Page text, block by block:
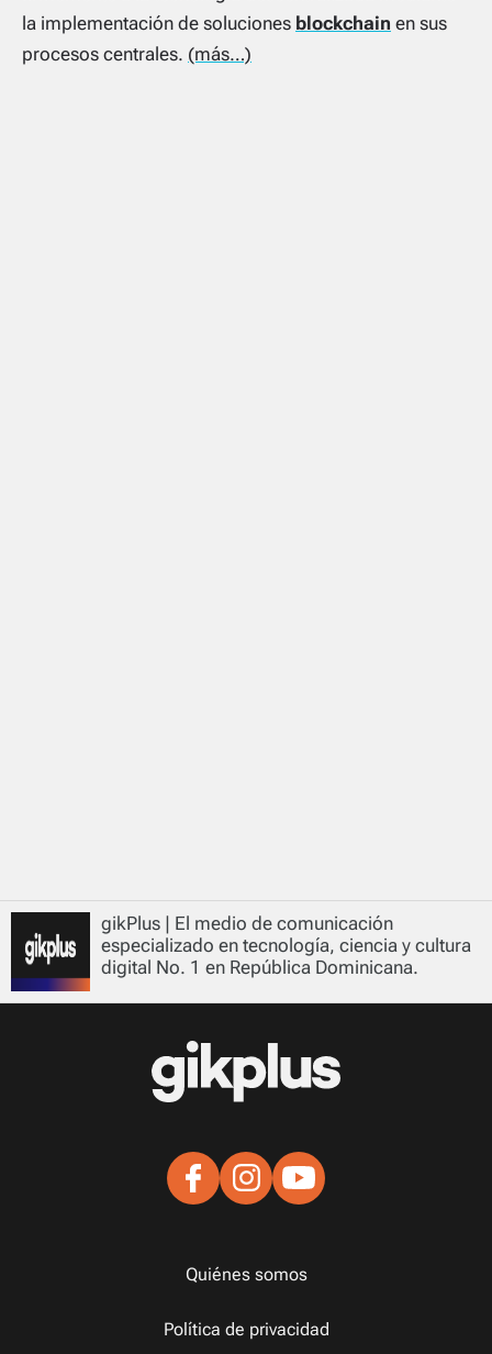
la implementación de soluciones blockchain en sus
procesos centrales. (más…)
gikPlus | El medio de comunicación
especializado en tecnología, ciencia y cultura
digital No. 1 en República Dominicana.
Quiénes somos
Política de privacidad